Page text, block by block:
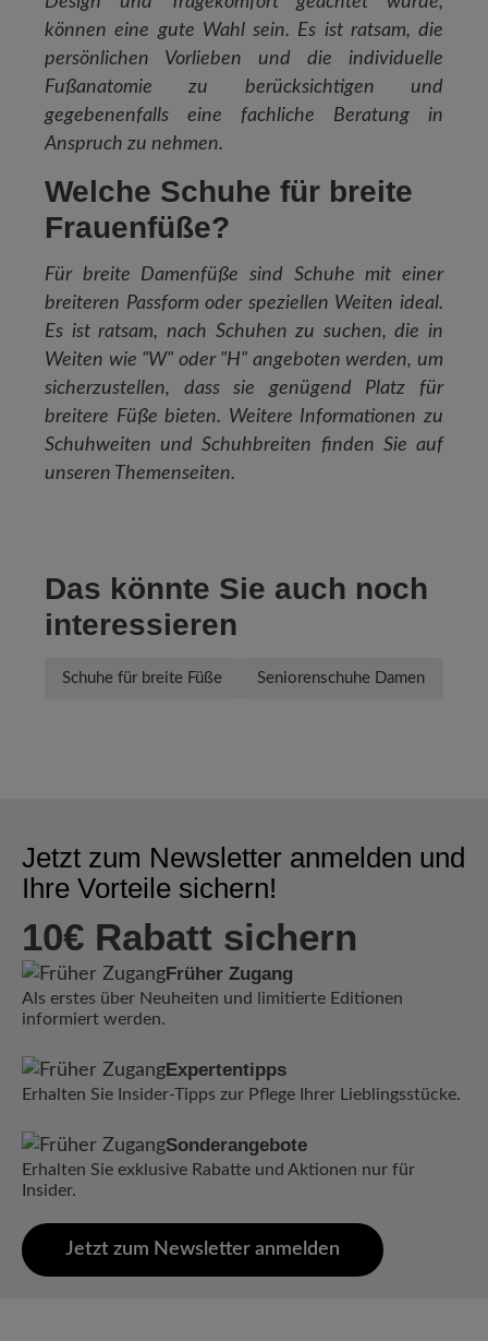
können eine gute Wahl sein. Es ist ratsam, die
persönlichen Vorlieben und die individuelle
Fußanatomie zu berücksichtigen und
gegebenenfalls eine fachliche Beratung in
Anspruch zu nehmen.
Welche Schuhe für breite
Frauenfüße?
Für breite Damenfüße sind Schuhe mit einer
breiteren Passform oder speziellen Weiten ideal.
Es ist ratsam, nach Schuhen zu suchen, die in
Weiten wie "W" oder "H" angeboten werden, um
sicherzustellen, dass sie genügend Platz für
breitere Füße bieten. Weitere Informationen zu
Schuhweiten und Schuhbreiten finden Sie auf
unseren Themenseiten.
Das könnte Sie auch noch
interessieren
Schuhe für breite Füße Seniorenschuhe Damen
Jetzt zum Newsletter anmelden und
Ihre Vorteile sichern!
10€ Rabatt sichern
Früher Zugang
Als erstes über Neuheiten und limitierte Editionen
informiert werden.
Expertentipps
Erhalten Sie Insider-Tipps zur Pflege Ihrer Lieblingsstücke.
Sonderangebote
Erhalten Sie exklusive Rabatte und Aktionen nur für
Insider.
Jetzt zum Newsletter anmelden